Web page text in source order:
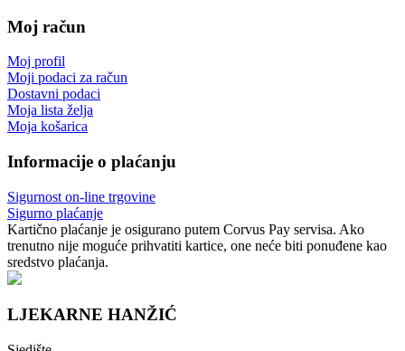
Moj račun
Moj profil
Moji podaci za račun
Dostavni podaci
Moja lista želja
Moja košarica
Informacije o plaćanju
Sigurnost on-line trgovine
Sigurno plaćanje
Kartično plaćanje je osigurano putem Corvus Pay servisa. Ako
trenutno nije moguće prihvatiti kartice, one neće biti ponuđene kao
sredstvo plaćanja.
LJEKARNE HANŽIĆ